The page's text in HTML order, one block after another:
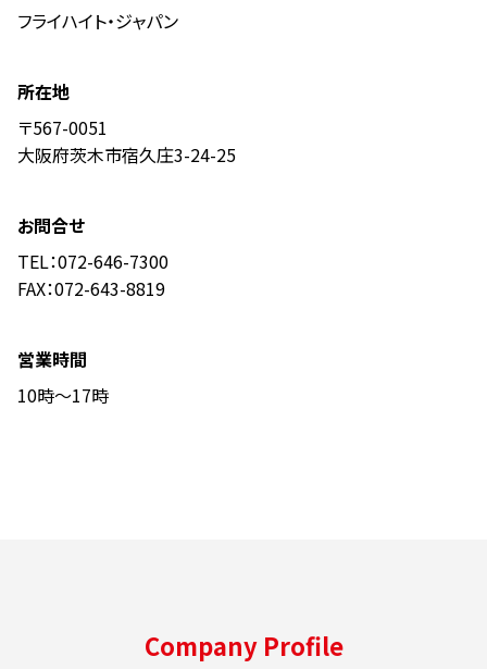
フライハイト・ジャパン
所在地
〒567-0051
大阪府茨木市宿久庄3-24-25
お問合せ
TEL：072-646-7300
FAX：072-643-8819
営業時間
10時～17時
Company Profile